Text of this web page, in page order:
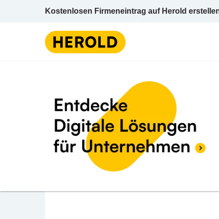
Kostenlosen Firmeneintrag auf Herold
Lebensmittel / Erzeugung
BEWERTUNG ABGEBEN
AGRANA Stärke
Conrathstraße 7 3950 Gmünd Gmünd
Lebensmittel / Erzeugung u Großhandel